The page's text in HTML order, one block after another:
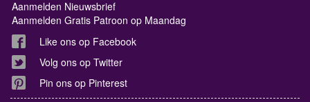
Aanmelden Nieuwsbrief
Aanmelden Gratis Patroon op Maandag
Like ons op Facebook
Volg ons op Twitter
Pin ons op Pinterest